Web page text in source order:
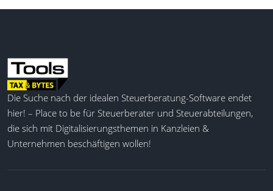
Die Suche nach der idealen Steuerberatung-Software endet
hier! – Place to be für Steuerberater und Steuerabteilungen,
die sich mit Digitalisierungsthemen in Kanzleien &
Unternehmen beschäftigen wollen!